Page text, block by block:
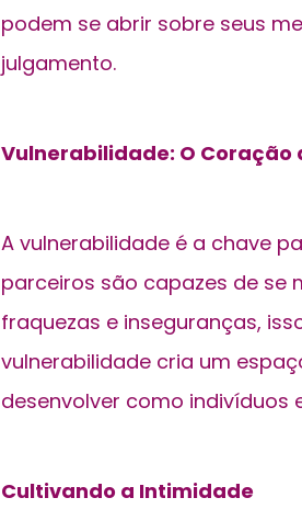
podem se abrir sobre seus
julgamento.
Vulnerabilidade: O Coração
A vulnerabilidade é a chave
parceiros são capazes de se
fraquezas e inseguranças,
vulnerabilidade cria um
desenvolver como indivíduos
Cultivando a Intimidade